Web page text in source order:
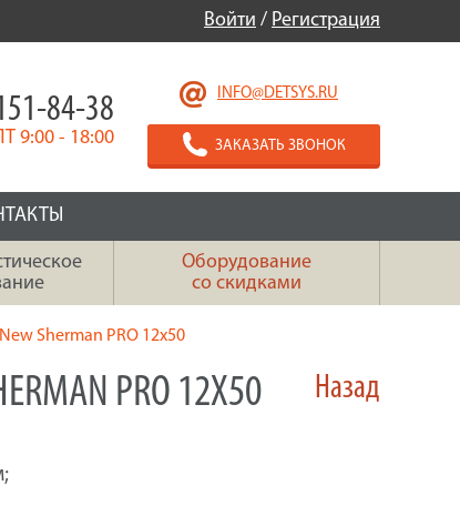
Войти / Регистрация
INFO@DETSYS.RU
ЗАКАЗАТЬ ЗВОНОК
84-38
9:00 - 18:00
Оборудование
со скидками
Sherman PRO 12x50
Назад
PRO 12X50